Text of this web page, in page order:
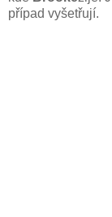
případ vyšetřují.